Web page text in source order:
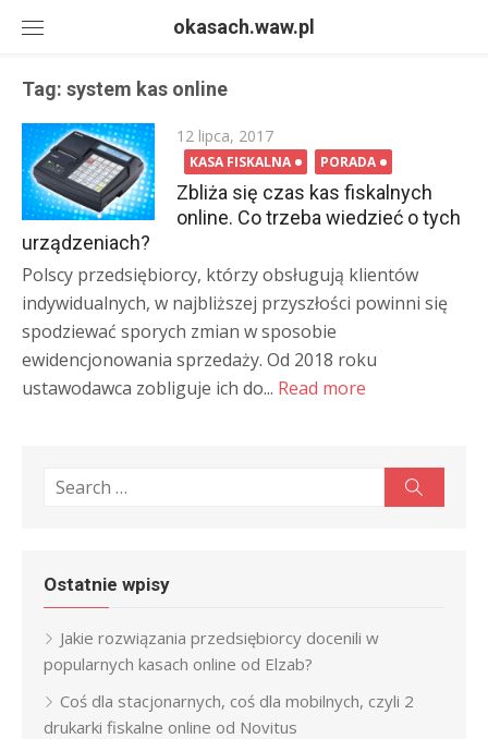
okasach.waw.pl
Tag: system kas online
Posted
on
12 lipca, 2017
KASA FISKALNA PORADA
Zbliża się czas kas fiskalnych
online. Co trzeba wiedzieć o tych
urządzeniach?
Polscy przedsiębiorcy, którzy obsługują klientów
indywidualnych, w najbliższej przyszłości powinni się
spodziewać sporych zmian w sposobie
ewidencjonowania sprzedaży. Od 2018 roku
ustawodawca zobliguje ich do... Read more
Search
Ostatnie wpisy
Jakie rozwiązania przedsiębiorcy docenili w
popularnych kasach online od Elzab?
Coś dla stacjonarnych, coś dla mobilnych, czyli 2
drukarki fiskalne online od Novitus